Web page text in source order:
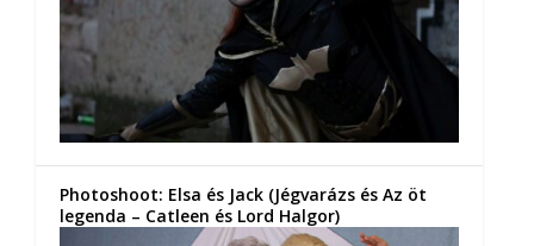
Photoshoot: Elsa és Jack (Jégvarázs és Az öt
legenda – Catleen és Lord Halgor)